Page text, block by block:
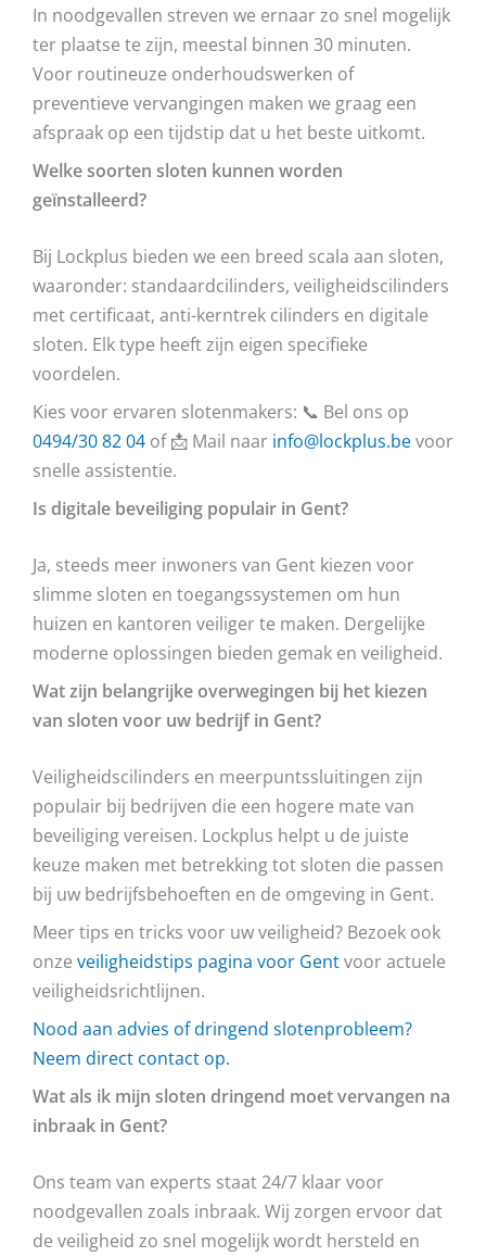
In noodgevallen streven we ernaar zo snel mogelijk
ter plaatse te zijn, meestal binnen 30 minuten.
Voor routineuze onderhoudswerken of
preventieve vervangingen maken we graag een
afspraak op een tijdstip dat u het beste uitkomt.
Welke soorten sloten kunnen worden
geïnstalleerd?
Bij Lockplus bieden we een breed scala aan sloten,
waaronder: standaardcilinders, veiligheidscilinders
met certificaat, anti-kerntrek cilinders en digitale
sloten. Elk type heeft zijn eigen specifieke
voordelen.
Kies voor ervaren slotenmakers: 📞 Bel ons op
0494/30 82 04 of 📩 Mail naar info@lockplus.bevoor
snelle assistentie.
Is digitale beveiliging populair in Gent?
Ja, steeds meer inwoners van Gent kiezen voor
slimme sloten en toegangssystemen om hun
huizen en kantoren veiliger te maken. Dergelijke
moderne oplossingen bieden gemak en veiligheid.
Wat zijn belangrijke overwegingen bij het kiezen
van sloten voor uw bedrijf in Gent?
Veiligheidscilinders en meerpuntssluitingen zijn
populair bij bedrijven die een hogere mate van
beveiliging vereisen. Lockplus helpt u de juiste
keuze maken met betrekking tot sloten die passen
bij uw bedrijfsbehoeften en de omgeving in Gent.
Meer tips en tricks voor uw veiligheid? Bezoek ook
onze veiligheidstips pagina voor Gentvoor actuele
veiligheidsrichtlijnen.
Nood aan advies of dringend slotenprobleem?
Neem direct contact op.
Wat als ik mijn sloten dringend moet vervangen na
inbraak in Gent?
Ons team van experts staat 24/7 klaar voor
noodgevallen zoals inbraak. Wij zorgen ervoor dat
de veiligheid zo snel mogelijk wordt hersteld en